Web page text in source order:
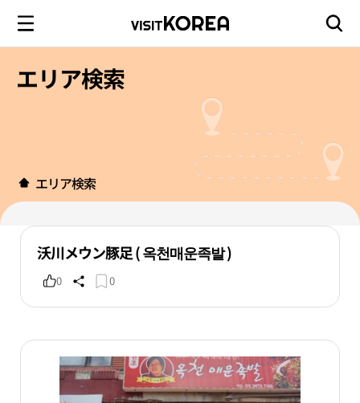
エリア検索
エリア検索
沃川メウン豚足 ( 옥천매운족발 )
0 0